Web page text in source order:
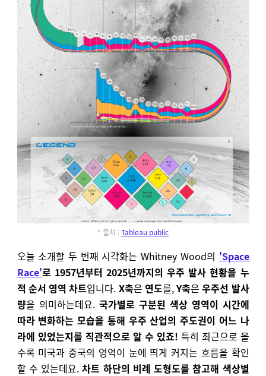
* 출처 :Tableau public
오늘 소개할 두 번째 시각화는 Whitney Wood의 'Space
Race'로 1957년부터 2025년까지의 우주 발사 현황을 누
적 순서 영역 차트입니다. X축은 연도를,Y축은우주선 발사
량을 의미하는데요. 국가별로 구분된 색상 영역이 시간에
따라 변화하는 모습을 통해 우주 산업의 주도권이 어느 나
라에 있었는지를 직관적으로 알 수 있죠! 특히 최근으로 올
수록 미국과 중국의 영역이 눈에 띄게 커지는 흐름을 확인
할 수 있는데요.차트 하단의 비례 도형도를 참고해 색상별